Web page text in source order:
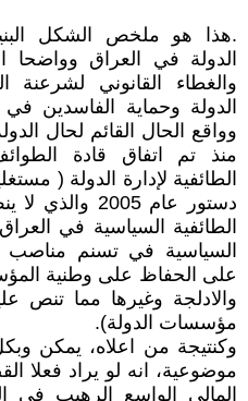
.هذا هو ملخص الشكل
الدولة في العراق وواضحا
والغطاء القانوني لشرعنة
الدولة وحماية الفاسدين
وواقع الحال القائم لحال
منذ تم اتفاق قادة
الطائفية لإدارة الدولة (
دستور عام
الطائفية السياسية في
السياسية في تسنم مناصب
على الحفاظ على وطنية
والادلجة وغيرها مما تنص
مؤسسات الدولة).
وكنتيجة من اعلاه، يمكن
موضوعية، انه لو يراد فعلا
المالي الواسع الرهيب في